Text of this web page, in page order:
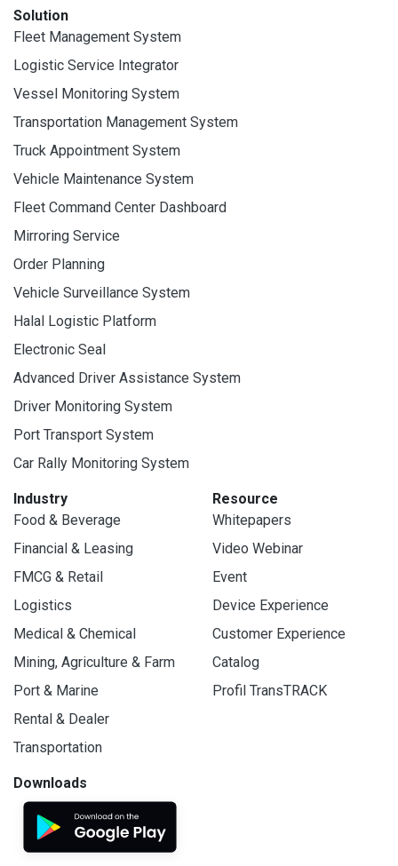
Solution
Fleet Management System
Logistic Service Integrator
Vessel Monitoring System
Transportation Management System
Truck Appointment System
Vehicle Maintenance System
Fleet Command Center Dashboard
Mirroring Service
Order Planning
Vehicle Surveillance System
Halal Logistic Platform
Electronic Seal
Advanced Driver Assistance System
Driver Monitoring System
Port Transport System
Car Rally Monitoring System
Industry
Food & Beverage
Financial & Leasing
FMCG & Retail
Logistics
Medical & Chemical
Mining, Agriculture & Farm
Port & Marine
Rental & Dealer
Transportation
Resource
Whitepapers
Video Webinar
Event
Device Experience
Customer Experience
Catalog
Profil TransTRACK
Downloads